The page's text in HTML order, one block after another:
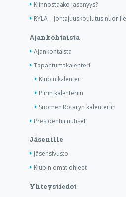
Kiinnostaako jäsenyys?
RYLA – Johtajuuskoulutus nuorille
Ajankohtaista
Ajankohtaista
Tapahtumakalenteri
Klubin kalenteri
Piirin kalenteriin
Suomen Rotaryn kalenteriin
Presidentin uutiset
Jäsenille
Jäsensivusto
Klubin omat ohjeet
Yhteystiedot